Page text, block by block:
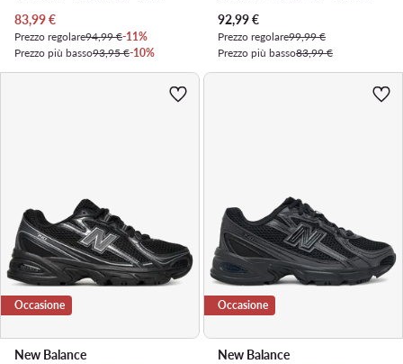
Prezzo attuale
83,99€
Prezzo regolare94,99 €-11%
Prezzo più basso93,95 €-10%
Prezzo attuale
92,99€
Prezzo regolare99,99 €
Prezzo più basso83,99 €
Occasione
New Balance
Occasione
New Balance